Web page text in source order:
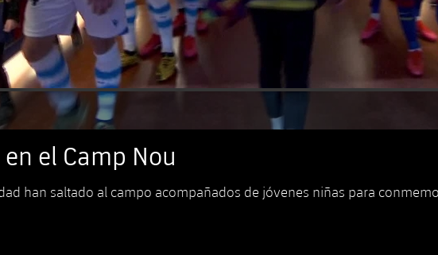
el Camp Nou
han saltado al campo acompañados de jóvenes niñas para